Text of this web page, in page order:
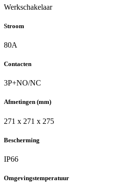
Werkschakelaar
Stroom
80A
Contacten
3P+NO/NC
Afmetingen (mm)
271 x 271 x 275
Bescherming
IP66
Omgevingstemperatuur